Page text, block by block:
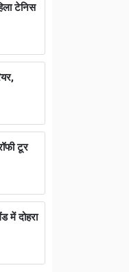
टेनिस
टूर
दोहरा